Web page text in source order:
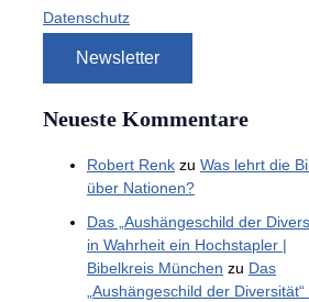
Datenschutz
Neueste Kommentare
Robert Renk zu Was lehrt die
über Nationen?
Das „Aushängeschild der
in Wahrheit ein Hochstapler |
Bibelkreis München zu Das
„Aushängeschild der Diversität“